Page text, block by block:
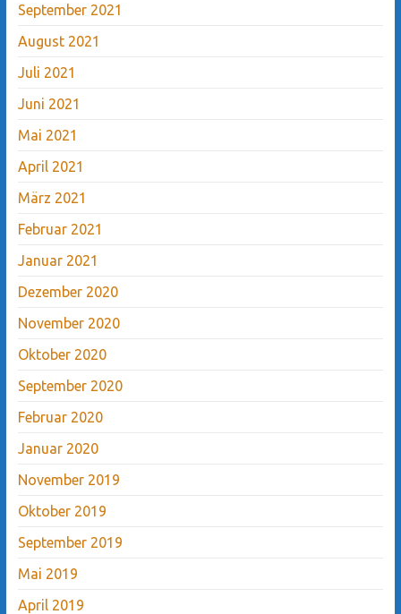
September 2021
August 2021
Juli 2021
Juni 2021
Mai 2021
April 2021
März 2021
Februar 2021
Januar 2021
Dezember 2020
November 2020
Oktober 2020
September 2020
Februar 2020
Januar 2020
November 2019
Oktober 2019
September 2019
Mai 2019
April 2019